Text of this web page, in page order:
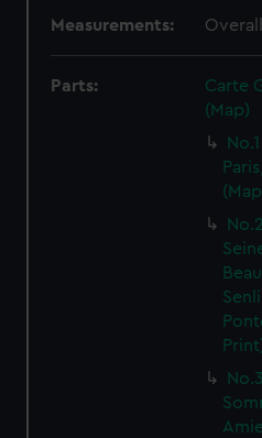
Measurements:
Parts:
Carte
(Map)